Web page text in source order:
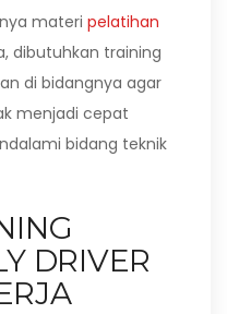
materi pelatihan
dibutuhkan training
di bidangnya agar
menjadi cepat
bidang teknik
DRIVER